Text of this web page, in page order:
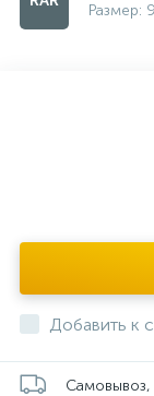
Размер:
Добавить к
Самовывоз,